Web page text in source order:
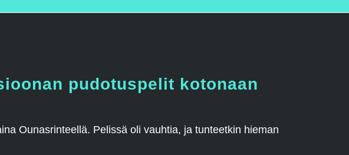
pudotuspelit kotonaan
Ounasrinteellä. Pelissä oli vauhtia, ja tunteetkin hieman